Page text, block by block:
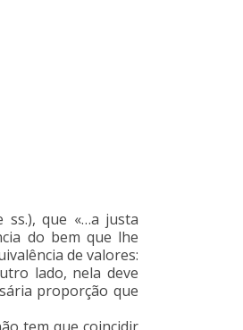
ss.), que «…a justa
do bem que lhe
de valores:
lado, nela deve
proporção que